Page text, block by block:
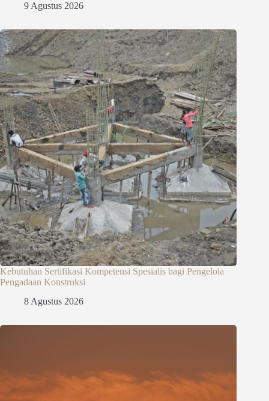
9 Agustus 2026
Kebutuhan Sertifikasi Kompetensi Spesialis bagi Pengelola
Pengadaan Konstruksi
8 Agustus 2026